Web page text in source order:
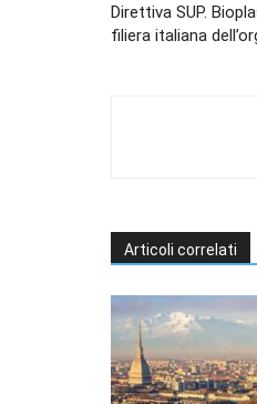
Direttiva SUP.
filiera italiana
Articoli correlati